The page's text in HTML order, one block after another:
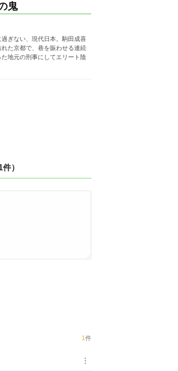
鬼
ぎない、現代日本。駒田成喜
た京都で、巷を賑わせる連続
地元の刑事にしてエリート陰
）
1件
︙